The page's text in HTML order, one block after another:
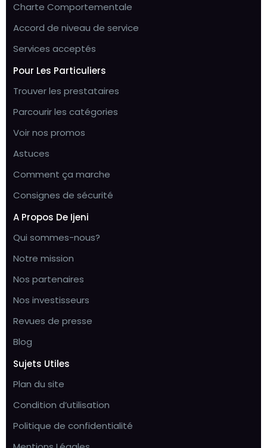
Charte Comportementale
Accord de niveau de service
Services acceptés
Pour Les Particuliers
Trouver les prestataires
Parcourir les catégories
Voir nos promos
Astuces
Comment ça marche
Consignes de sécurité
A Propos De Ijeni
Qui sommes-nous?
Notre mission
Nos partenaires
Nos investisseurs
Revues de presse
Blog
Sujets Utiles
Plan du site
Condition d’utilisation
Politique de confidentialité